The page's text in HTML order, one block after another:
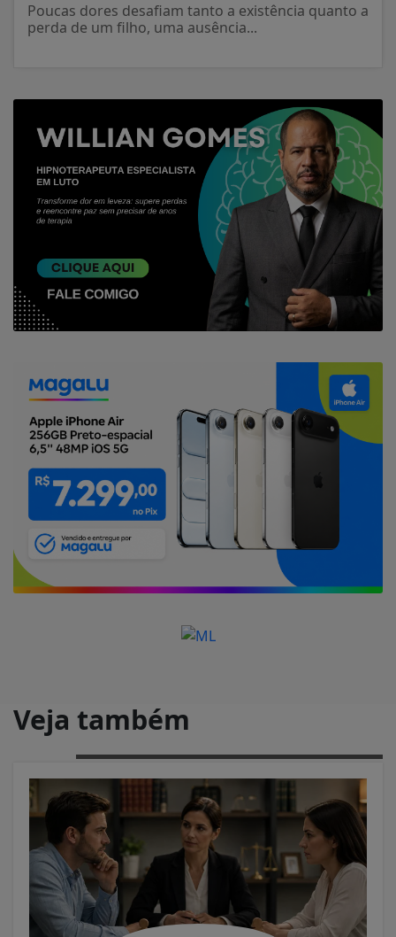
Poucas dores desafiam tanto a existência quanto a
perda de um filho, uma ausência...
Veja também